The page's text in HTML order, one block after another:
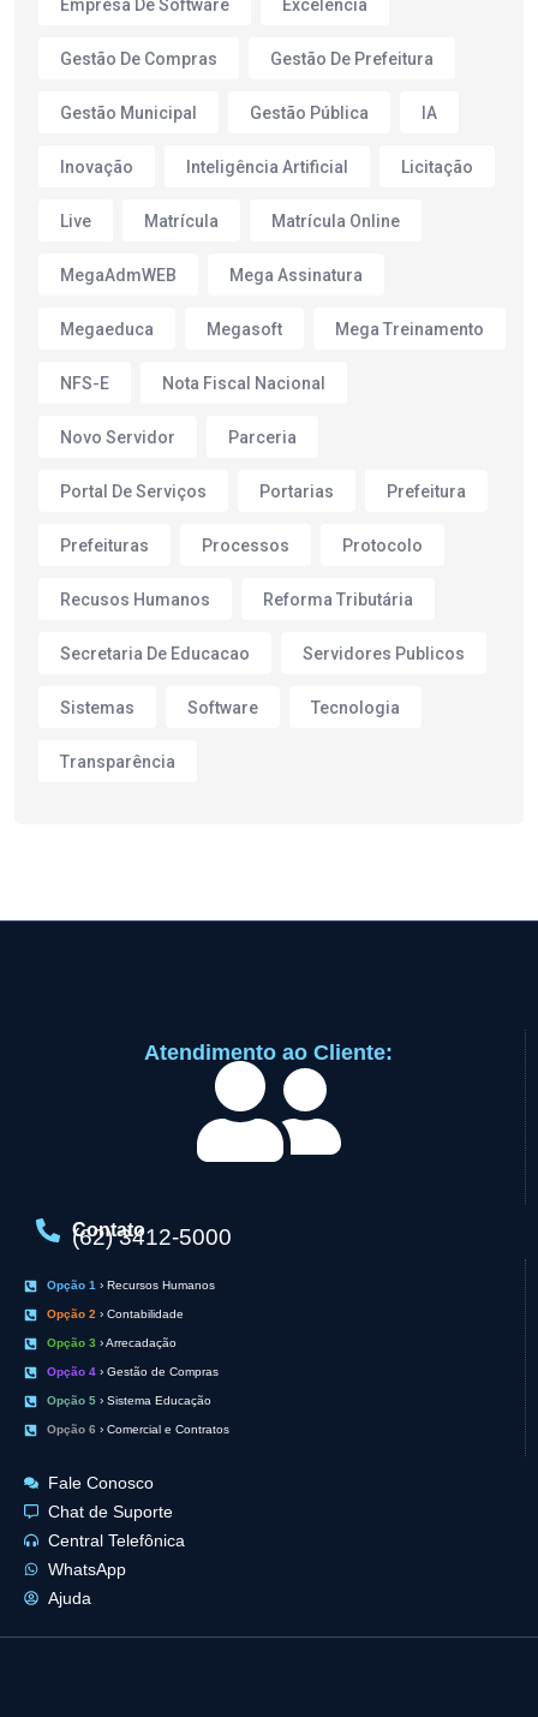
Empresa De Software Excelência
Gestão De Compras Gestão De Prefeitura
Gestão Municipal Gestão Pública IA
Inovação Inteligência Artificial Licitação
Live Matrícula Matrícula Online
MegaAdmWEB Mega Assinatura
Megaeduca Megasoft Mega Treinamento
NFS-E Nota Fiscal Nacional
Novo Servidor Parceria
Portal De Serviços Portarias Prefeitura
Prefeituras Processos Protocolo
Recusos Humanos Reforma Tributária
Secretaria De Educacao Servidores Publicos
Sistemas Software Tecnologia
Transparência
Atendimento ao Cliente:
Contato
(62) 3412-5000
Opção 1› Recursos Humanos
Opção 2› Contabilidade
Opção 3 › Arrecadação
Opção 4› Gestão de Compras
Opção 5› Sistema Educação
Opção 6 › Comercial e Contratos
Fale Conosco
Chat de Suporte
Central Telefônica
WhatsApp
Ajuda